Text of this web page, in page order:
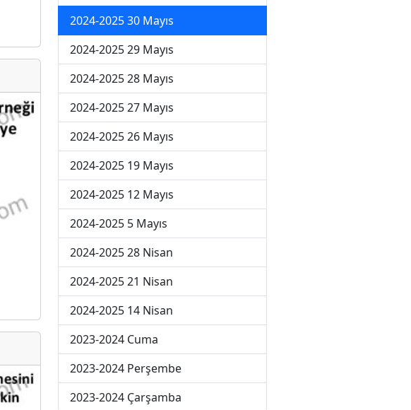
2024-2025 30 Mayıs
2024-2025 29 Mayıs
2024-2025 28 Mayıs
2024-2025 27 Mayıs
2024-2025 26 Mayıs
2024-2025 19 Mayıs
2024-2025 12 Mayıs
2024-2025 5 Mayıs
2024-2025 28 Nisan
2024-2025 21 Nisan
2024-2025 14 Nisan
2023-2024 Cuma
2023-2024 Perşembe
2023-2024 Çarşamba